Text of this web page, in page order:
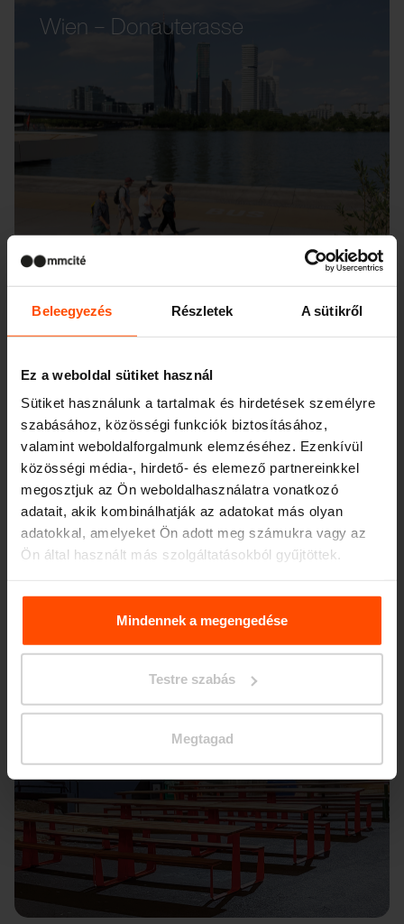
Beleegyezés Részletek A sütikről
Ez a weboldal sütiket használ
Sütiket használunk a tartalmak és hirdetések személyre
szabásához, közösségi funkciók biztosításához,
valamint weboldalforgalmunk elemzéséhez. Ezenkívül
közösségi média-, hirdető- és elemező partnereinkkel
megosztjuk az Ön weboldalhasználatra vonatkozó
adatait, akik kombinálhatják az adatokat más olyan
adatokkal, amelyeket Ön adott meg számukra vagy az
Ön által használt más szolgáltatásokból gyűjtöttek.
További információért kérjük, látogasson el aPrinciples
Relating to the Processing. Personal Data
Mindennek a megengedése
Testre szabás
Megtagad
Wien – Donauterasse
Seattle – Popup park